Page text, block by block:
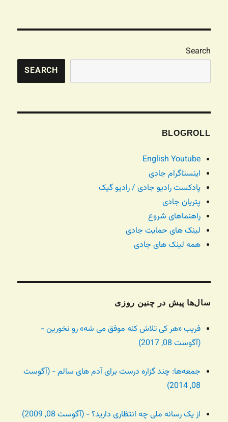
Search
SEARCH
BLOGROLL
English Youtube
اینستاگرام جادی
پادکست رادیو جادی / رادیو گیک
پتریان جادی
راهنماهای شروع
لینک های حمایت جادی
همه لینک های جادی
سال‌ها پیش در چنین روزی
فریب «هر کی تلاش کنه موفق می شه» رو نخورین -
(آگوست 08, 2017)
جمعه‌ها: چند گزاره درست برای آدم های سالم - (آگوست
08, 2014)
از یک رسانه ملی چه انتظاری دارید؟ - (آگوست 08, 2009)